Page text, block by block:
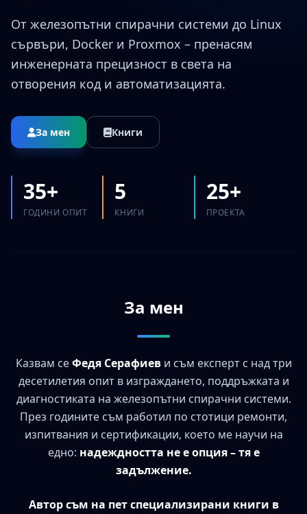
От железопътни спирачни системи до Linux
сървъри, Docker и Proxmox – пренасям
инженерната прецизност в света на
отворения код и автоматизацията.
За мен Книги
35+
ГОДИНИ ОПИТ
5
КНИГИ
25+
ПРОЕКТА
За мен
Казвам сеФедя Серафиеви съм експерт с над три
десетилетия опит в изграждането, поддръжката и
диагностиката на железопътни спирачни системи.
През годините съм работил по стотици ремонти,
изпитвания и сертификации, което ме научи на
едно: надеждността не е опция – тя е
задължение.
Автор съм на пет специализирани книги в